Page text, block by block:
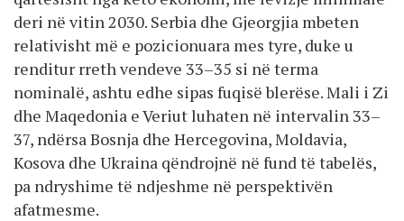
deri në vitin 2030. Serbia dhe Gjeorgjia mbeten
relativisht më e pozicionuara mes tyre, duke u
renditur rreth vendeve 33–35 si në terma
nominalë, ashtu edhe sipas fuqisë blerëse. Mali i Zi
dhe Maqedonia e Veriut luhaten në intervalin 33–
37, ndërsa Bosnja dhe Hercegovina, Moldavia,
Kosova dhe Ukraina qëndrojnë në fund të tabelës,
pa ndryshime të ndjeshme në perspektivën
afatmesme.